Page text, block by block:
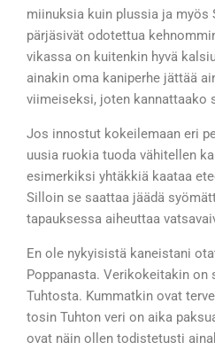
miinuksia kuin plussia ja myös
pärjäsivät odotettua
vikassa on kuitenkin hyvä
ainakin oma kaniperhe jättää
viimeiseksi, joten kannattaako
Jos innostut kokeilemaan eri
uusia ruokia tuoda vähitellen
esimerkiksi yhtäkkiä kaataa
Silloin se saattaa jäädä
tapauksessa aiheuttaa
En ole nykyisistä kaneistani
Poppanasta. Verikokeitakin on
Tuhtosta. Kummatkin ovat
tosin Tuhton veri on aika
ovat näin ollen todistetusti